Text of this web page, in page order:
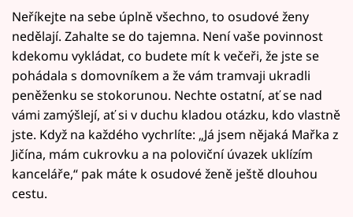
Neříkejte na sebe úplně všechno, to osudové ženy
nedělají. Zahalte se do tajemna. Není vaše povinnost
kdekomu vykládat, co budete mít k večeři, že jste se
pohádala s domovníkem a že vám tramvaji ukradli
peněženku se stokorunou. Nechte ostatní, ať se nad
vámi zamýšlejí, ať si v duchu kladou otázku, kdo vlastně
jste. Když na každého vychrlíte: „Já jsem nějaká Mařka z
Jičína, mám cukrovku a na poloviční úvazek uklízím
kanceláře,“ pak máte k osudové ženě ještě dlouhou
cestu.